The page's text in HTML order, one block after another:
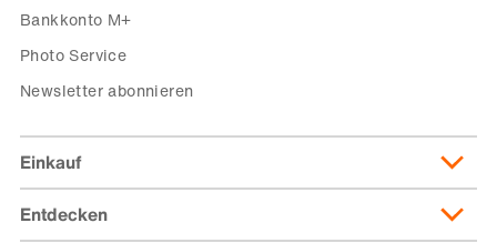
Bankkonto M+
Photo Service
Newsletter abonnieren
Einkauf
Lieferung & Lieferkosten
Entdecken